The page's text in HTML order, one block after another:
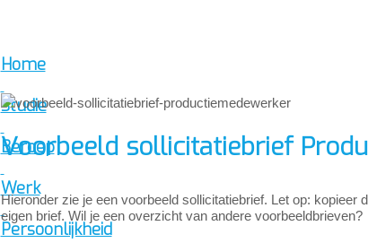
Home
Studie
Beroep
Werk
Persoonlijkheid
Voorbeeld sollicitatiebrief
Hieronder zie je een voorbeeld sollicitatiebrief. Let op:
eigen brief. Wil je een overzicht van andere